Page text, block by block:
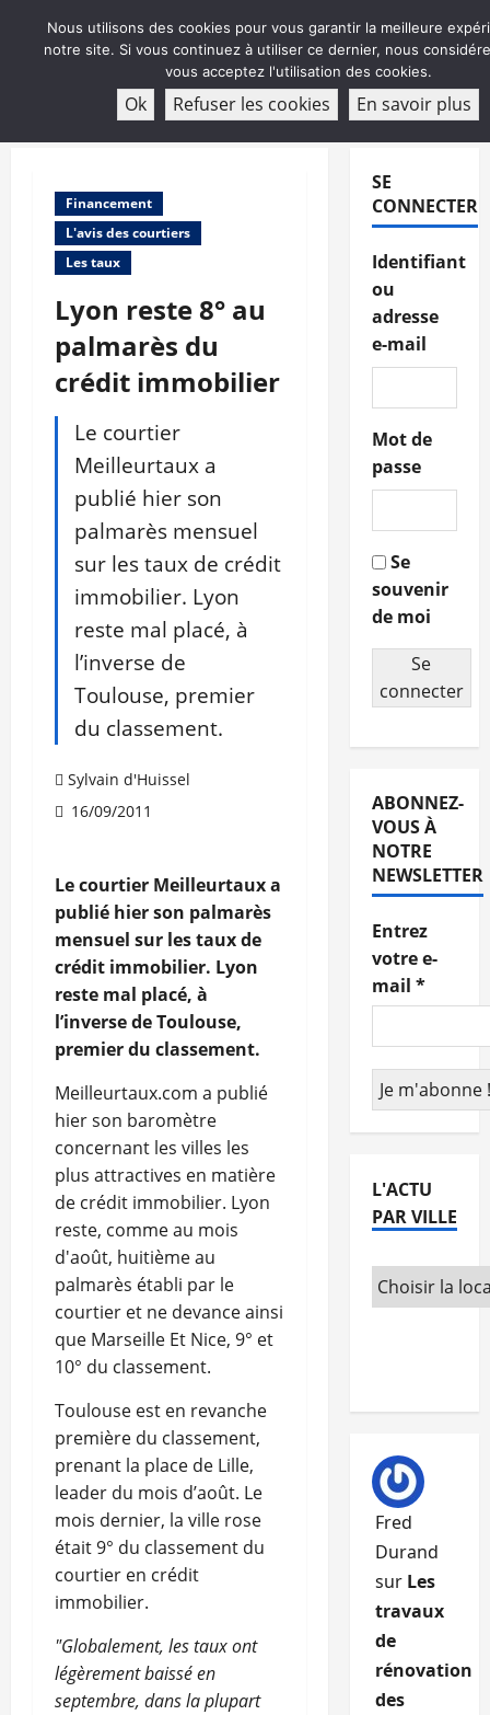
ABONNEMENT
Financement
L'avis des courtiers
Les taux
Lyon reste 8° au
palmarès du
crédit immobilier
Le courtier
Meilleurtaux a
publié hier son
palmarès mensuel
sur les taux de crédit
immobilier. Lyon
reste mal placé, à
l’inverse de
Toulouse, premier
du classement.
Sylvain d'Huissel
16/09/2011
Le courtier Meilleurtaux a
publié hier son palmarès
mensuel sur les taux de
crédit immobilier. Lyon
reste mal placé, à
l’inverse de Toulouse,
premier du classement.
Meilleurtaux.com a publié
hier son baromètre
concernant les villes les
plus attractives en matière
de crédit immobilier. Lyon
reste, comme au mois
d'août, huitième au
palmarès établi par le
courtier et ne devance ainsi
que Marseille Et Nice, 9° et
10° du classement.
Toulouse est en revanche
première du classement,
prenant la place de Lille,
leader du mois d’août. Le
mois dernier, la ville rose
était 9° du classement du
courtier en crédit
immobilier.
"Globalement, les taux ont
légèrement baissé en
septembre, dans la plupart
SE
CONNECTER
Identifiant
ou
adresse
e-mail
Mot de
passe
Se
souvenir
de moi
Se
connecter
ABONNEZ-
VOUS À
NOTRE
NEWSLETTER
Entrez
votre e-
mail *
L'ACTU
PAR VILLE
Fred
Durand
sur Les
travaux
de
rénovation
des
Nous utilisons des cookies pour vous garantir la meilleure
notre site. Si vous continuez à utiliser ce dernier, nous
vous acceptez l'utilisation des cookies.
Ok Refuser les cookies En savoir plus